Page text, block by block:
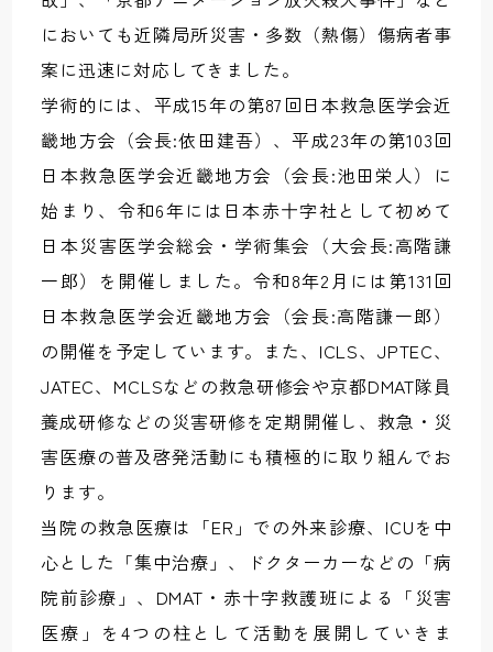
においても近隣局所災害・多数（熱傷）傷病者事
案に迅速に対応してきました。
学術的には、平成15年の第87回日本救急医学会近
畿地方会（会長:依田建吾）、平成23年の第103回
日本救急医学会近畿地方会（会長:池田栄人）に
始まり、令和6年には日本赤十字社として初めて
日本災害医学会総会・学術集会（大会長:高階謙
一郎）を開催しました。令和8年2月には第131回
日本救急医学会近畿地方会（会長:高階謙一郎）
の開催を予定しています。また、ICLS、JPTEC、
JATEC、MCLSなどの救急研修会や京都DMAT隊員
養成研修などの災害研修を定期開催し、救急・災
害医療の普及啓発活動にも積極的に取り組んでお
ります。
当院の救急医療は「ER」での外来診療、ICUを中
心とした「集中治療」、ドクターカーなどの「病
院前診療」、DMAT・赤十字救護班による「災害
医療」を4つの柱として活動を展開していきま